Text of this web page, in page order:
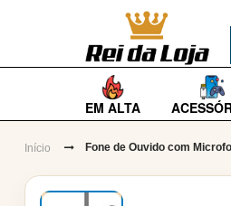
EM ALTA
Início Fone de Ouvido com